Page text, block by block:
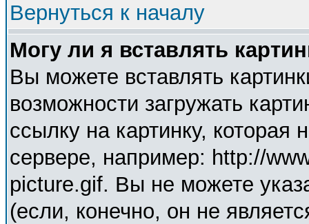
Вернуться к началу
Могу ли я вставлять
Вы можете вставлять
возможности загружать
ссылку на картинку,
сервере, например: http://
picture.gif. Вы не можете
(если, конечно, он не